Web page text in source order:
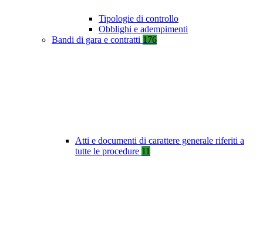
Tipologie di controllo
Obblighi e adempimenti
Bandi di gara e contratti 176
Atti e documenti di carattere generale riferiti a
tutte le procedure 11